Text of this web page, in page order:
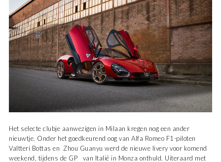
Het selecte clubje aanwezigen in Milaan kregen nog een ander
nieuwtje. Onder het goedkeurend oog van Alfa Romeo F1-piloten
Valtteri Bottas en Zhou Guanyu werd de nieuwe livery voor komend
weekend, tijdens de GP
van Italië in Monza onthuld. Uiteraard met